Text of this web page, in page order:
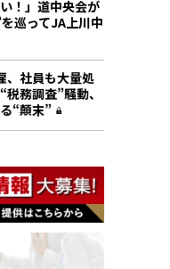
！」道中央会が
巡ってJA上川中
、社員も大量処
務調査”騒動、
“顛末”